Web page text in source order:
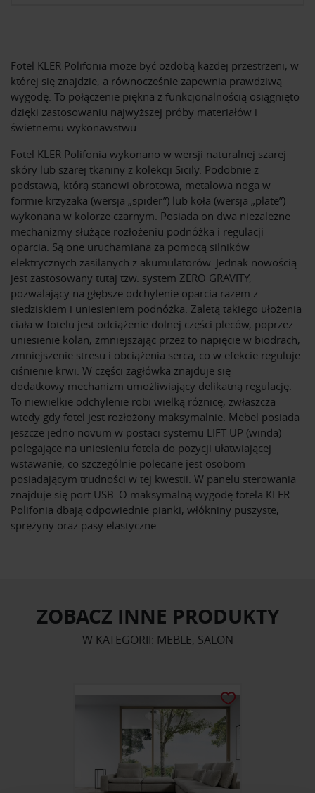
Fotel KLER Polifonia może być ozdobą każdej przestrzeni, w
której się znajdzie, a równocześnie zapewnia prawdziwą
wygodę. To połączenie piękna z funkcjonalnością osiągnięto
dzięki zastosowaniu najwyższej próby materiałów i
świetnemu wykonawstwu.
Fotel KLER Polifonia wykonano w wersji naturalnej szarej
skóry lub szarej tkaniny z kolekcji Sicily. Podobnie z
podstawą, którą stanowi obrotowa, metalowa noga w
formie krzyżaka (wersja „spider”) lub koła (wersja „plate”)
wykonana w kolorze czarnym. Posiada on dwa niezależne
mechanizmy służące rozłożeniu podnóżka i regulacji
oparcia. Są one uruchamiana za pomocą silników
elektrycznych zasilanych z akumulatorów. Jednak nowością
jest zastosowany tutaj tzw. system ZERO GRAVITY,
pozwalający na głębsze odchylenie oparcia razem z
siedziskiem i uniesieniem podnóżka. Zaletą takiego ułożenia
ciała w fotelu jest odciążenie dolnej części pleców, poprzez
uniesienie kolan, zmniejszając przez to napięcie w biodrach,
zmniejszenie stresu i obciążenia serca, co w efekcie reguluje
ciśnienie krwi. W części zagłówka znajduje się
dodatkowy mechanizm umożliwiający delikatną regulację.
To niewielkie odchylenie robi wielką różnicę, zwłaszcza
wtedy gdy fotel jest rozłożony maksymalnie. Mebel posiada
jeszcze jedno novum w postaci systemu LIFT UP (winda)
polegające na uniesieniu fotela do pozycji ułatwiającej
wstawanie, co szczególnie polecane jest osobom
posiadającym trudności w tej kwestii. W panelu sterowania
znajduje się port USB. O maksymalną wygodę fotela KLER
Polifonia dbają odpowiednie pianki, włókniny puszyste,
sprężyny oraz pasy elastyczne.
ZOBACZ INNE PRODUKTY
W KATEGORII: MEBLE, SALON